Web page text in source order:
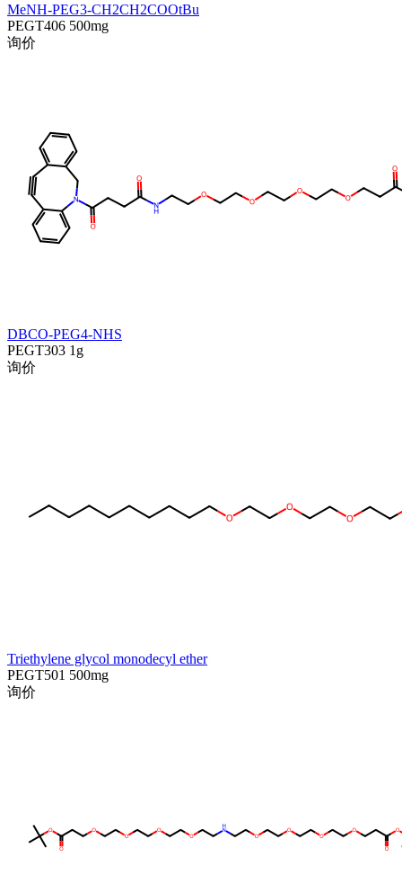
MeNH-PEG3-CH2CH2COOtBu
PEGT406 500mg
询价
DBCO-PEG4-NHS
PEGT303 1g
询价
Triethylene glycol monodecyl ether
PEGT501 500mg
询价